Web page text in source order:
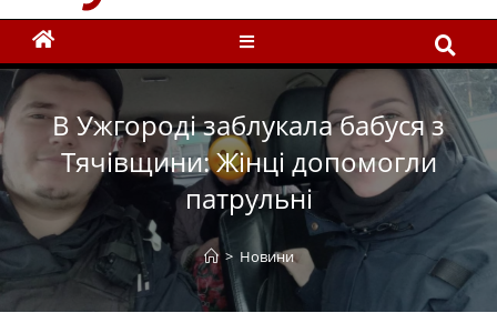
В Ужгороді заблукала бабуся з
Тячівщини: Жінці допомогли
патрульні
> Новини